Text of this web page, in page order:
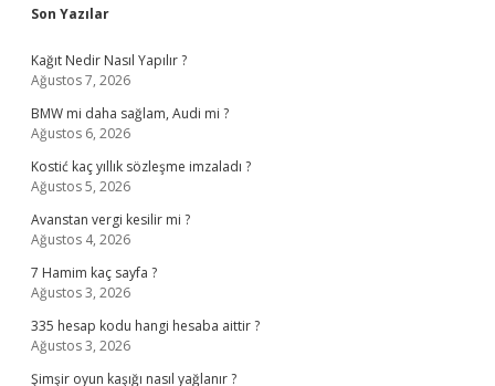
Sidebar
Son Yazılar
Kağıt Nedir Nasıl Yapılır ?
Ağustos 7, 2026
BMW mi daha sağlam, Audi mi ?
Ağustos 6, 2026
Kostić kaç yıllık sözleşme imzaladı ?
Ağustos 5, 2026
Avanstan vergi kesilir mi ?
Ağustos 4, 2026
7 Hamim kaç sayfa ?
Ağustos 3, 2026
335 hesap kodu hangi hesaba aittir ?
Ağustos 3, 2026
Şimşir oyun kaşığı nasıl yağlanır ?